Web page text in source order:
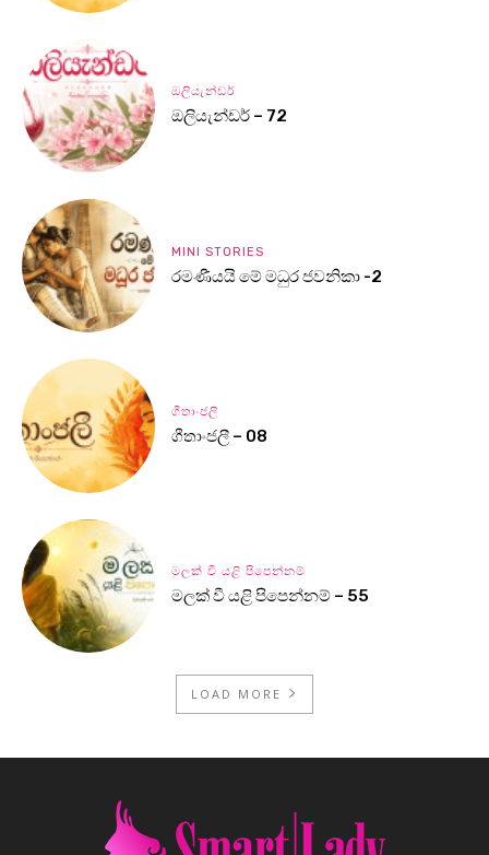
ඔලියැන්ඩර්
ඔලියැන්ඩර් – 72
MINI STORIES
රමණීයයි මේ මධුර ජවනිකා -2
ගීතාංජලී
ගීතාංජලී – 08
මලක් වී යළි පිපෙන්නම්
මලක් වී යළි පිපෙන්නම් – 55
LOAD MORE